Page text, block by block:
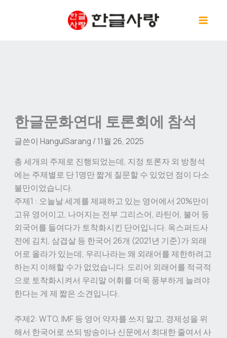
한글문화연대 토론회에 참석
글쓴이HangulSarang / 11월 26, 2025
총 세개의 주제로 진행되었는데, 지정 토론자 외 방청석
에는 주제별로 단 1명만 짧게 질문할 수 있었던 점이 다소
불만이었습니다.
주제1 : 오늘날 세계를 제패하고 있는 영어에서 20%만이
고유 영어이고, 나머지는 전부 그리스어, 라틴어, 불어 등
외국어를 들여다가 토착화시킨 단어입니다. 옥스퍼드사
전에 김치, 삼겹살 등 한국어 26개 (2021년 기준)가 외래
어로 올라가 있는데, 우리나라는 왜 외래어를 제한하려고
하는지 이해할 수가 없었습니다. 도리어 외래어를 적극적
으로 토착화시켜서 우리말 어휘를 더욱 풍부하게 늘려야
한다는 게 제 짧은 소견입니다.
주제2: WTO, IMF 등 영어 약자를 쓰지 말고, 경제성을 위
해서 한국어로 쓰되 방송이나 신문에서 최대한 줄여서 사